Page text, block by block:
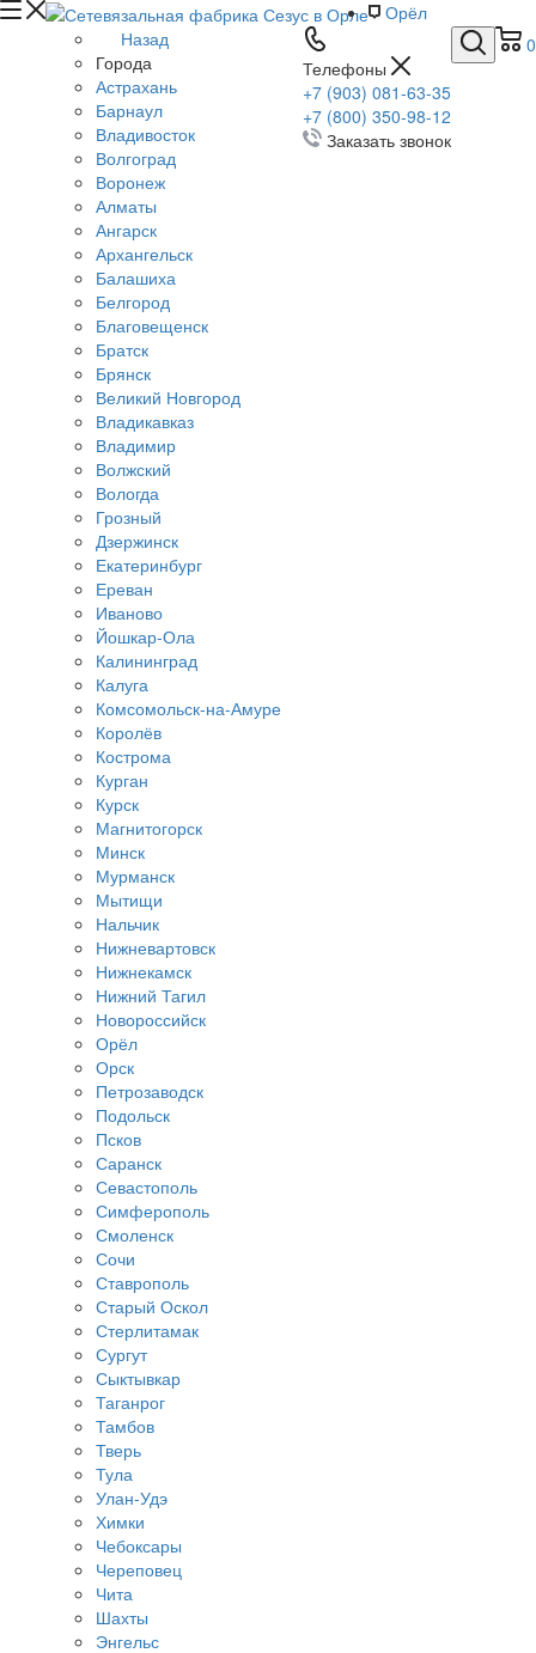
0
Телефоны
+7 (903) 081-63-35
+7 (800) 350-98-12
Заказать звонок
Орёл
Назад
Города
Астрахань
Барнаул
Владивосток
Волгоград
Воронеж
Алматы
Ангарск
Архангельск
Балашиха
Белгород
Благовещенск
Братск
Брянск
Великий Новгород
Владикавказ
Владимир
Волжский
Вологда
Грозный
Дзержинск
Екатеринбург
Ереван
Иваново
Йошкар-Ола
Калининград
Калуга
Комсомольск-на-Амуре
Королёв
Кострома
Курган
Курск
Магнитогорск
Минск
Мурманск
Мытищи
Нальчик
Нижневартовск
Нижнекамск
Нижний Тагил
Новороссийск
Орёл
Орск
Петрозаводск
Подольск
Псков
Саранск
Севастополь
Симферополь
Смоленск
Сочи
Ставрополь
Старый Оскол
Стерлитамак
Сургут
Сыктывкар
Таганрог
Тамбов
Тверь
Тула
Улан-Удэ
Химки
Чебоксары
Череповец
Чита
Шахты
Энгельс